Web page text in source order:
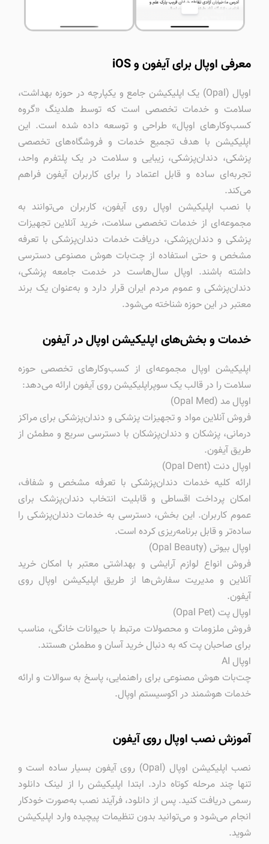
معرفی اوپال برای آیفون و iOS
اوپال (Opal) یک اپلیکیشن جامع و یکپارچه در حوزه بهداشت،
سلامت و خدمات تخصصی است که توسط هلدینگ «گروه
کسب‌وکارهای اوپال» طراحی و توسعه داده شده است. این
اپلیکیشن با هدف تجمیع خدمات و فروشگاه‌های تخصصی
پزشکی، دندان‌پزشکی، زیبایی و سلامت در یک پلتفرم واحد،
تجربه‌ای ساده و قابل اعتماد را برای کاربران آیفون فراهم
می‌کند.
با نصب اپلیکیشن اوپال روی آیفون، کاربران می‌توانند به
مجموعه‌ای از خدمات تخصصی سلامت، خرید آنلاین تجهیزات
پزشکی و دندان‌پزشکی، دریافت خدمات دندان‌پزشکی با تعرفه
مشخص و حتی استفاده از چت‌بات هوش مصنوعی دسترسی
داشته باشند. اوپال سال‌هاست در خدمت جامعه پزشکی،
دندان‌پزشکی و عموم مردم ایران قرار دارد و به‌عنوان یک برند
معتبر در این حوزه شناخته می‌شود.
خدمات و بخش‌های اپلیکیشن اوپال در آیفون
اپلیکیشن اوپال مجموعه‌ای از کسب‌وکارهای تخصصی حوزه
سلامت را در قالب یک سوپراپلیکیشن روی آیفون ارائه می‌دهد:
اوپال مد (Opal Med)
فروش آنلاین مواد و تجهیزات پزشکی و دندان‌پزشکی برای مراکز
درمانی، پزشکان و دندان‌پزشکان با دسترسی سریع و مطمئن از
طریق آیفون.
اوپال دنت (Opal Dent)
ارائه کلیه خدمات دندان‌پزشکی با تعرفه مشخص و شفاف،
امکان پرداخت اقساطی و قابلیت انتخاب دندان‌پزشک برای
عموم کاربران. این بخش، دسترسی به خدمات دندان‌پزشکی را
ساده‌تر و قابل برنامه‌ریزی کرده است.
اوپال بیوتی (Opal Beauty)
فروش انواع لوازم آرایشی و بهداشتی معتبر با امکان خرید
آنلاین و مدیریت سفارش‌ها از طریق اپلیکیشن اوپال روی
آیفون.
اوپال پت (Opal Pet)
فروش ملزومات و محصولات مرتبط با حیوانات خانگی، مناسب
برای صاحبان پت که به دنبال خرید آسان و مطمئن هستند.
اوپال AI
چت‌بات هوش مصنوعی برای راهنمایی، پاسخ به سوالات و ارائه
خدمات هوشمند در اکوسیستم اوپال.
آموزش نصب اوپال روی آیفون
نصب اپلیکیشن اوپال (Opal) روی آیفون بسیار ساده است و
تنها چند مرحله کوتاه دارد. ابتدا اپلیکیشن را از لینک دانلود
رسمی دریافت کنید. پس از دانلود، فرآیند نصب به‌صورت خودکار
انجام می‌شود و می‌توانید بدون تنظیمات پیچیده وارد اپلیکیشن
شوید.